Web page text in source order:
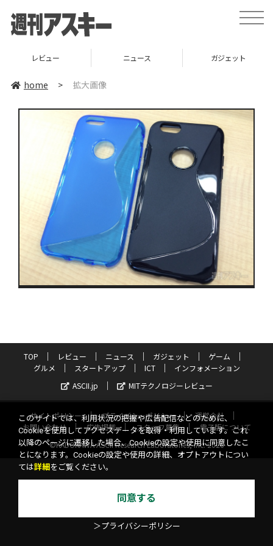
toggle
レビュー ニュース ガジェット
home > 拡大画像
TOP レビュー ニュース ガジェット
ゲーム
グルメ
スタートアップ ICT
インフォメーション
ASCII.jp
MITテクノロジーレビュー
サイトポリシー プライバシーポリシー
運営会社
お問い合わせ
広告掲載 スタッフ募集
電子版について
©KADOKAWA ASCII Research Laboratories, Inc. 2026
このサイトでは、利用状況の把握や広告配信などのために、
Cookieを使用してアクセスデータを取得・利用しています。これ
以降のページに遷移した場合、Cookieの設定や使用に同意したこ
とになります。Cookieの設定や使用の詳細、オプトアウトについ
ては詳細 をご覧ください。
同意する
＞プライバシーポリシー